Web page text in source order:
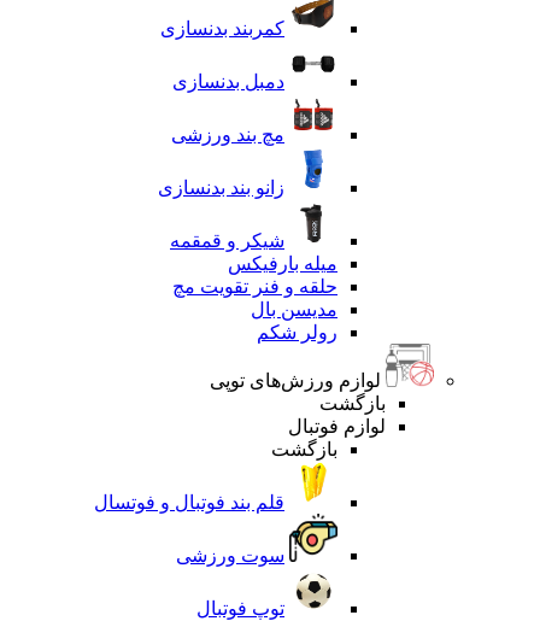
کمربند بدنسازی
دمبل بدنسازی
مچ بند ورزشی
زانو بند بدنسازی
شیکر و قمقمه
میله بارفیکس
حلقه و فنر تقویت مچ
مدیسن بال
رولر شکم
لوازم ورزش‌های توپی
بازگشت
لوازم فوتبال
بازگشت
قلم بند فوتبال و فوتسال
سوت ورزشی
توپ فوتبال